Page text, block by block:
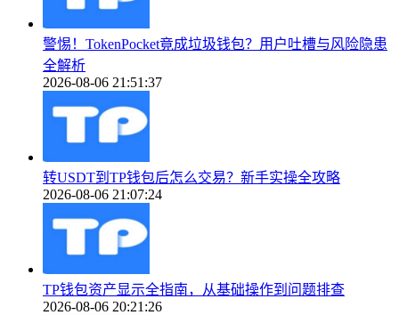
警惕！TokenPocket竟成垃圾钱包？用户吐槽与风险隐患
全解析
2026-08-06 21:51:37
转USDT到TP钱包后怎么交易？新手实操全攻略
2026-08-06 21:07:24
TP钱包资产显示全指南，从基础操作到问题排查
2026-08-06 20:21:26